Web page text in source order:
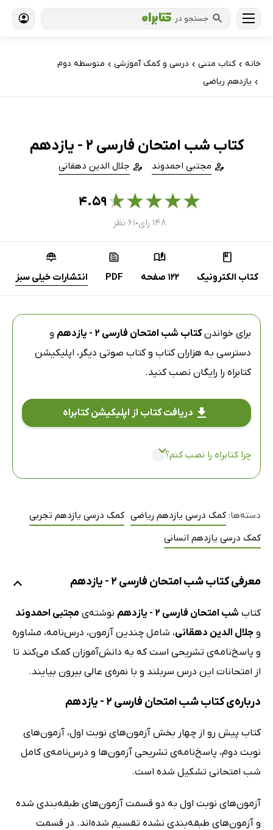
جستجو در
خانه › کتاب‌ متنی › درسی و کمک آموزشی › متوسطه دوم
› یازدهم ریاضی
کتاب شب امتحان فارسی 2 - یازدهم
مجتبی احمدوند جلال الدین دهقانی
★
★
★
★
★۴.۵۹
۱۴۸ رای ● ۶۱ نظر
کتاب الکترونیک 122 صفحه PDF انتشارات خیلی سبز
برای خواندنکتاب شب امتحان فارسی 2 - یازدهم
و
دسترسی به هزاران کتاب و کتاب صوتی دیگر، اپلیکیشن
کتابراه را رایگان نصب کنید.
دریافت کتاب از اپلیکیشن کتابراه
چرا کتابراه را نصب کنم؟
دسته‌ها: کمک درسی یازدهم ریاضی کمک درسی یازدهم تجربی
کمک درسی یازدهم انسانی
معرفی کتاب شب امتحان فارسی 2 - یازدهم
کتاب شب امتحان فارسی 2 - یازدهم نوشته‌ی مجتبی احمدوند
و جلال الدین دهقانی، شامل چندین آزمون، درس‌نامه، مشاوره
و پاسخ‌نامه‌ی تشریحی است که به دانش‌آموزان کمک می‌کند تا
از امتحانات این درس سربلند و با نمره‌ی عالی بیرون بیایند.
درباره‌ی کتاب شب امتحان فارسی 2 - یازدهم
کتاب پیش رو از چهار بخش آزمون‌های نوبت اول، آزمون‌های
نوبت دوم، پاسخ‌نامه‌ی تشریحی آزمون‌ها و درس‌نامه‌ی کامل
شب امتحانی تشکیل شده است.
آزمون‌های نوبت اول به دو قسمت آزمون‌های طبقه‌بندی شده
و آزمون‌های طبقه‌بندی نشده تقسیم شده‌اند. در قسمت